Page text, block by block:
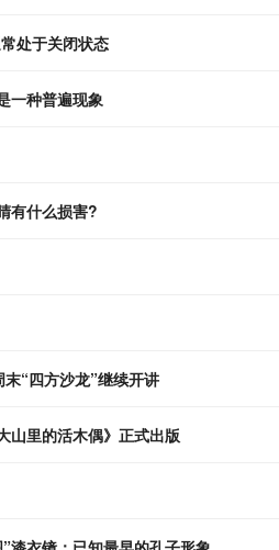
处于关闭状态
一种普遍现象
有什么损害?
“四方沙龙”继续开讲
山里的活木偶》正式出版